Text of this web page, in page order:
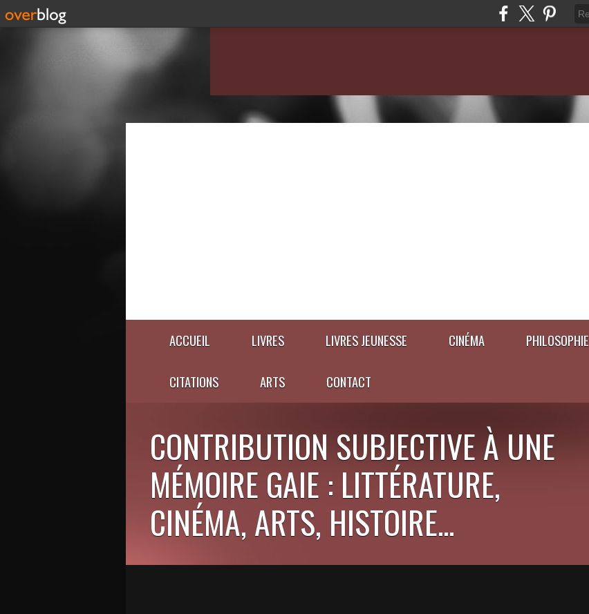
ACCUEIL LIVRES LIVRES JEUNESSE CINÉMA PHILOSOPHIE
CITATIONS ARTS CONTACT
CONTRIBUTION SUBJECTIVE À UNE
MÉMOIRE GAIE : LITTÉRATURE,
CINÉMA, ARTS, HISTOIRE...